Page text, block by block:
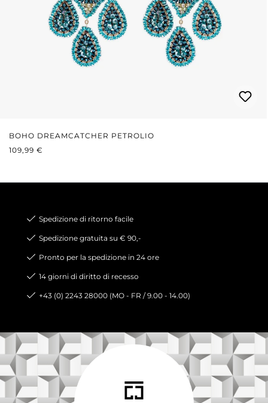
BOHO DREAMCATCHER PETROLIO
PREZZO NORMALE:
109,99 €
Spedizione di ritorno facile
Spedizione gratuita su € 90,-
Pronto per la spedizione in 24 ore
14 giorni di diritto di recesso
+43 (0) 2243 28000 (MO - FR / 9.00 - 14.00)